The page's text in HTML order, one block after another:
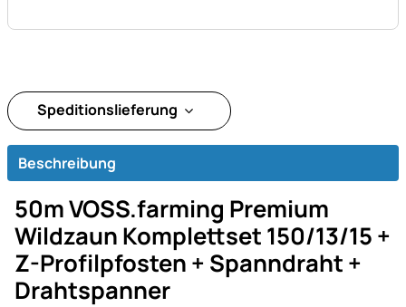
Speditionslieferung
Beschreibung
50m VOSS.farming Premium
Wildzaun Komplettset 150/13/15 +
Z-Profilpfosten + Spanndraht +
Drahtspanner